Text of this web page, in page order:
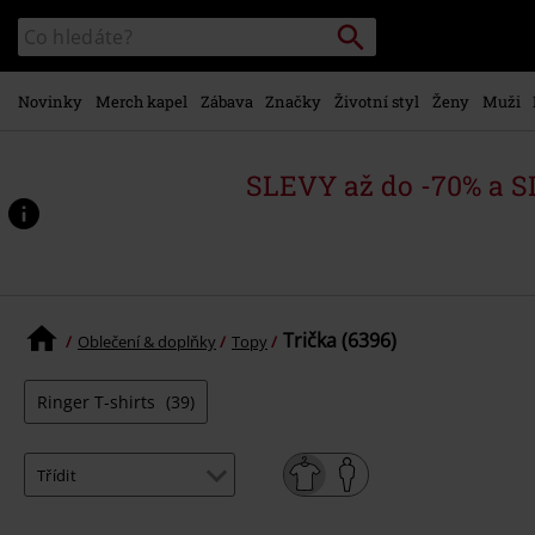
hlavnímu
obsahu
Katalog
vyhledávání
Vyhledávání
Novinky Merch kapel Zábava Značky Životní styl Ženy Muži
SLEVY až do -70% a
Oblečení & doplňky Topy Trička (6396)
Ringer T-shirts (39)